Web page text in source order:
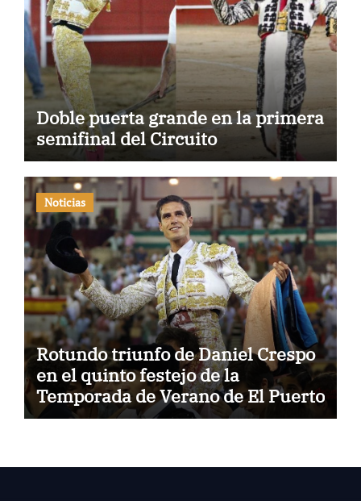
Doble puerta grande en la primera
semifinal del Circuito
Noticias
Rotundo triunfo de Daniel Crespo
en el quinto festejo de la
Temporada de Verano de El Puerto